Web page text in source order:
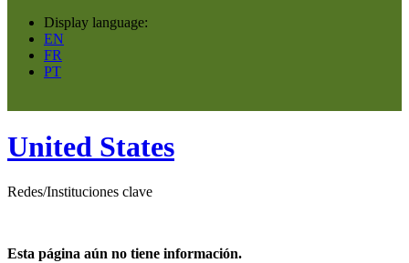
Display language:
EN
FR
PT
United States
Redes/Instituciones clave
Esta página aún no tiene información.